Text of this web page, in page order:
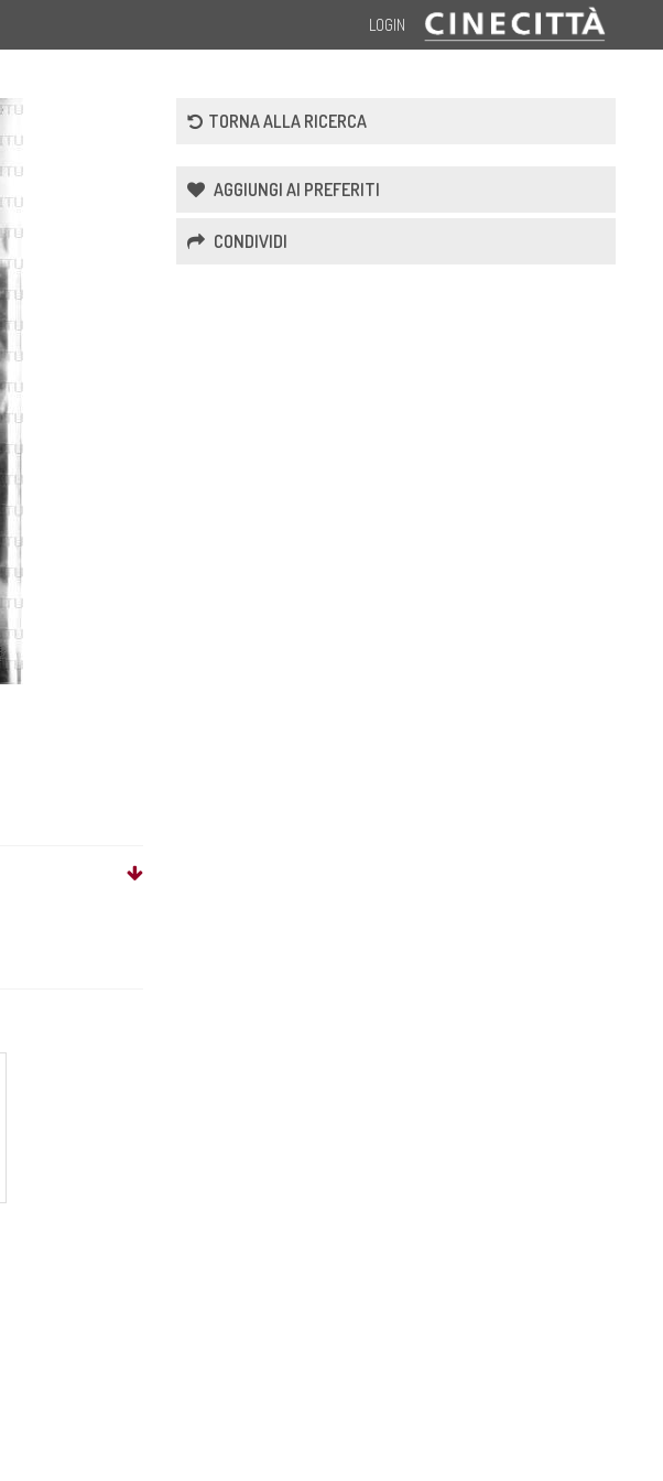
LOGIN
TORNA ALLA RICERCA
AGGIUNGI AI PREFERITI
CONDIVIDI